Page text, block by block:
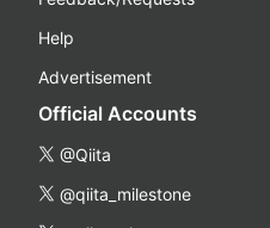
Help
Advertisement
Official Accounts
@Qiita
@qiita_milestone